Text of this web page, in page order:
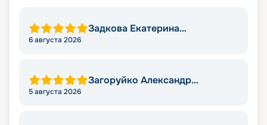
Задкова Екатерина
6 августа 2026
Загоруйко Александр
5 августа 2026